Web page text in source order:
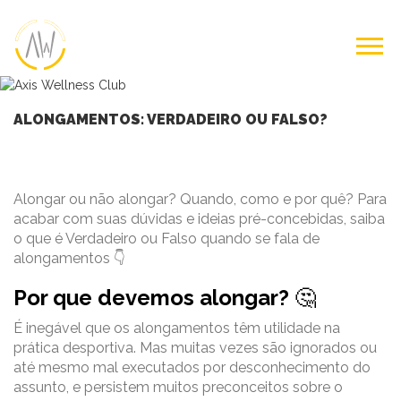
ALONGAMENTOS: VERDADEIRO OU FALSO?
Alongar ou não alongar? Quando, como e por quê? Para
acabar com suas dúvidas e ideias pré-concebidas, saiba
o que é Verdadeiro ou Falso quando se fala de
alongamentos 👇
Por que devemos alongar? 🤔
É inegável que os alongamentos têm utilidade na
prática desportiva. Mas muitas vezes são ignorados ou
até mesmo mal executados por desconhecimento do
assunto, e persistem muitos preconceitos sobre o